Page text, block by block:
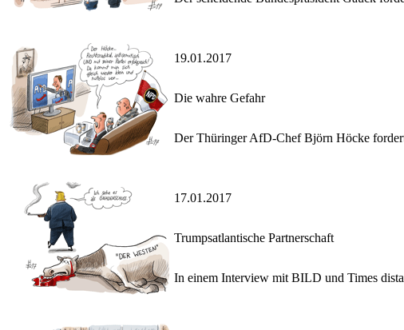
19.01.2017
Die wahre Gefahr
Der Thüringer AfD-Chef Björn Höcke
17.01.2017
Trumpsatlantische Partnerschaft
In einem Interview mit BILD und Times